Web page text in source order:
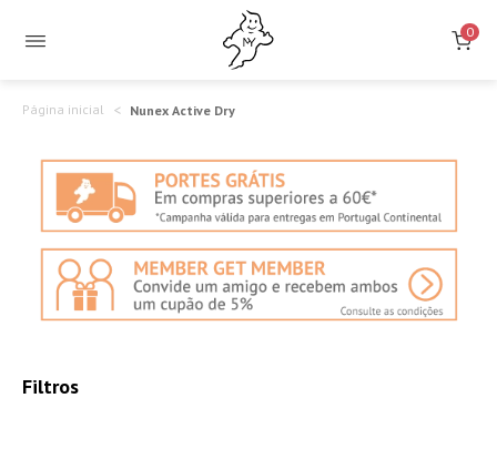
0
Página inicial Nunex Active Dry
Filtros